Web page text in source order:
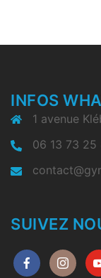
INFOS
1 avenue
06 13 73 25
SUIVEZ